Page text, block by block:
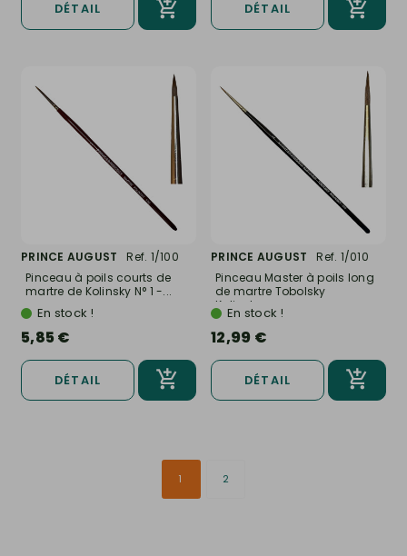
DÉTAIL DÉTAIL
PRINCE AUGUST
Ref. 1/100
Pinceau à poils courts de
martre de Kolinsky N° 1 -...
En stock !
5,85 €
DÉTAIL
PRINCE AUGUST
Ref. 1/010
Pinceau Master à poils long
de martre Tobolsky
Kolinsky...
En stock !
12,99 €
DÉTAIL
1 2